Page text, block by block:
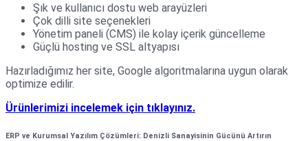
Şık ve kullanıcı dostu web arayüzleri
Çok dilli site seçenekleri
Yönetim paneli (CMS) ile kolay içerik güncelleme
Güçlü hosting ve SSL altyapısı
Hazırladığımız her site, Google algoritmalarına uygun olarak
optimize edilir.
Ürünlerimizi incelemek için tıklayınız.
ERP ve Kurumsal Yazılım Çözümleri: Denizli Sanayisinin Gücünü Artırın